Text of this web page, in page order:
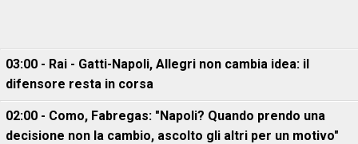
03:00 - Rai - Gatti-Napoli, Allegri non cambia idea: il
difensore resta in corsa
02:00 - Como, Fabregas: "Napoli? Quando prendo una
decisione non la cambio, ascolto gli altri per un motivo"